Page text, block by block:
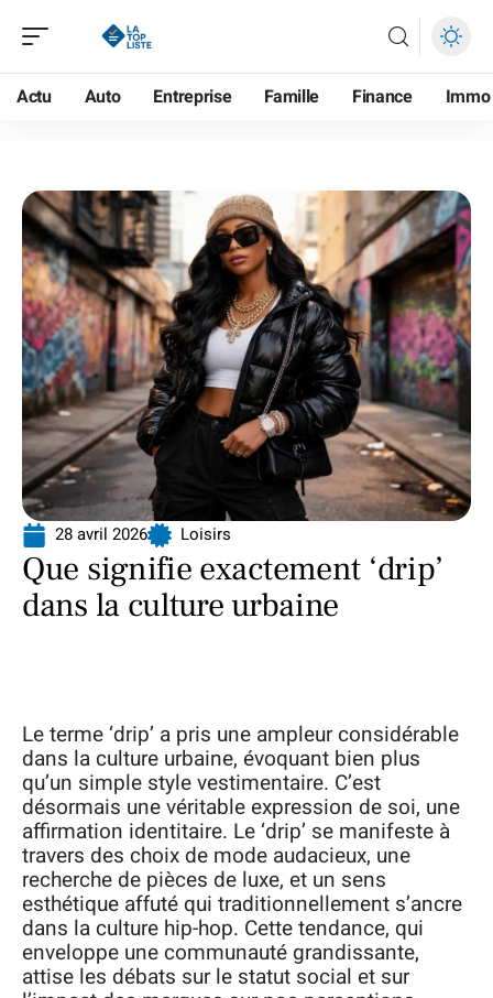
Actu Auto Entreprise Famille Finance Immo
28 avril 2026 Loisirs
Que signifie exactement ‘drip’
dans la culture urbaine
Le terme ‘drip’ a pris une ampleur considérable
dans la culture urbaine, évoquant bien plus
qu’un simple style vestimentaire. C’est
désormais une véritable expression de soi, une
affirmation identitaire. Le ‘drip’ se manifeste à
travers des choix de mode audacieux, une
recherche de pièces de luxe, et un sens
esthétique affuté qui traditionnellement s’ancre
dans la culture hip-hop. Cette tendance, qui
enveloppe une communauté grandissante,
attise les débats sur le statut social et sur